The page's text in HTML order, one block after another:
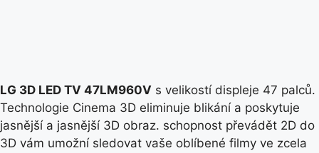
LG 3D LED TV 47LM960V s velikostí displeje 47 palců.
Technologie Cinema 3D eliminuje blikání a poskytuje
jasnější a jasnější 3D obraz. schopnost převádět 2D do
3D vám umožní sledovat vaše oblíbené filmy ve zcela